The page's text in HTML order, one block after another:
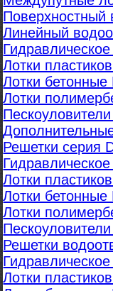
Поверхностный
Линейный
Лотки
Лотки бетонные
Лотки
Решетки серия
Лотки
Лотки бетонные
Лотки
Решетки
Лотки